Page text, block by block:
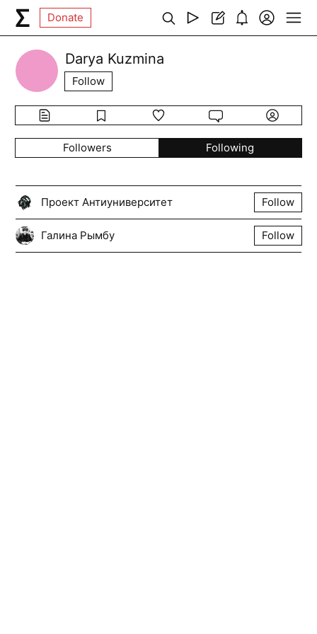
Donate
Darya Kuzmina
Follow
Followers Following
Проект Антиуниверситет Follow
Галина Рымбу Follow